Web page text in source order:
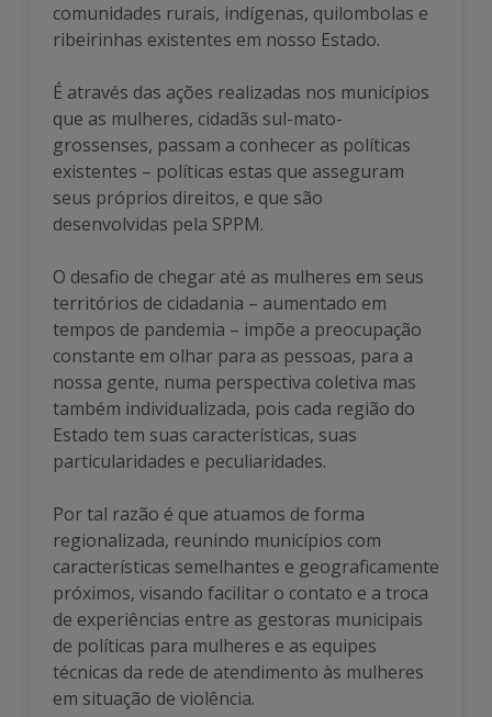
comunidades rurais, indígenas, quilombolas e
ribeirinhas existentes em nosso Estado.
É através das ações realizadas nos municípios
que as mulheres, cidadãs sul-mato-
grossenses, passam a conhecer as políticas
existentes – políticas estas que asseguram
seus próprios direitos, e que são
desenvolvidas pela SPPM.
O desafio de chegar até as mulheres em seus
territórios de cidadania – aumentado em
tempos de pandemia – impõe a preocupação
constante em olhar para as pessoas, para a
nossa gente, numa perspectiva coletiva mas
também individualizada, pois cada região do
Estado tem suas características, suas
particularidades e peculiaridades.
Por tal razão é que atuamos de forma
regionalizada, reunindo municípios com
características semelhantes e geograficamente
próximos, visando facilitar o contato e a troca
de experiências entre as gestoras municipais
de políticas para mulheres e as equipes
técnicas da rede de atendimento às mulheres
em situação de violência.